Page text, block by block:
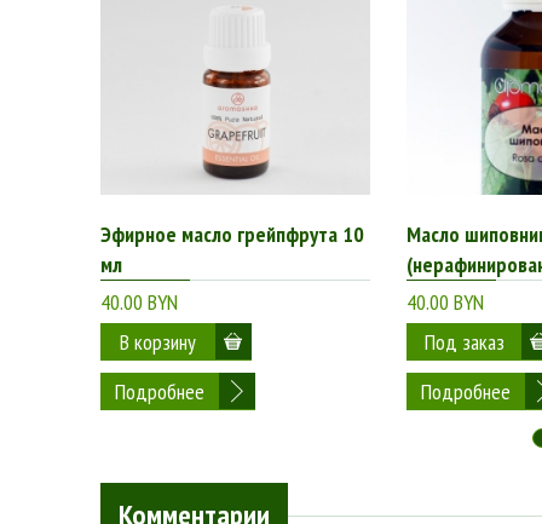
Эфирное масло грейпфрута 10
мл
40.00 BYN
Подробнее
Масло
40.00 BYN
Подробнее
Комментарии